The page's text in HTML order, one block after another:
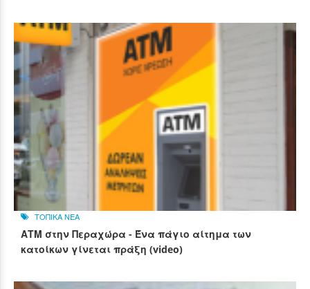
ΤΟΠΙΚΑ ΝΕΑ
ΑΤΜ στην Περαχώρα - Ένα πάγιο αίτημα των
κατοίκων γίνεται πράξη (video)